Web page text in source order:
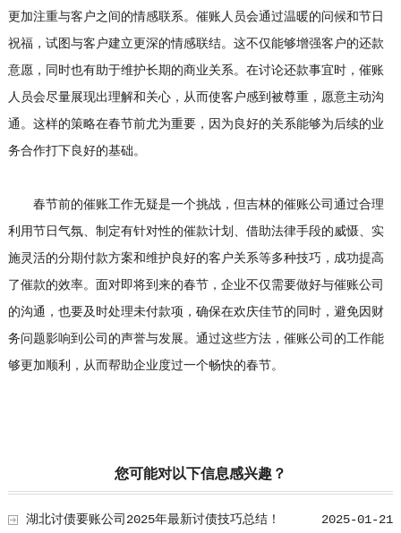
更加注重与客户之间的情感联系。催账人员会通过温暖的问候和节日
祝福，试图与客户建立更深的情感联结。这不仅能够增强客户的还款
意愿，同时也有助于维护长期的商业关系。在讨论还款事宜时，催账
人员会尽量展现出理解和关心，从而使客户感到被尊重，愿意主动沟
通。这样的策略在春节前尤为重要，因为良好的关系能够为后续的业
务合作打下良好的基础。
春节前的催账工作无疑是一个挑战，但吉林的催账公司通过合理
利用节日气氛、制定有针对性的催款计划、借助法律手段的威慑、实
施灵活的分期付款方案和维护良好的客户关系等多种技巧，成功提高
了催款的效率。面对即将到来的春节，企业不仅需要做好与催账公司
的沟通，也要及时处理未付款项，确保在欢庆佳节的同时，避免因财
务问题影响到公司的声誉与发展。通过这些方法，催账公司的工作能
够更加顺利，从而帮助企业度过一个畅快的春节。
您可能对以下信息感兴趣？
2025-01-21
湖北讨债要账公司2025年最新讨债技巧总结！